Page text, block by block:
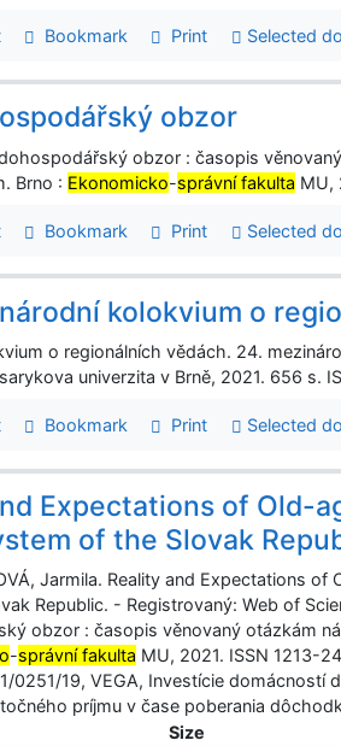
Bookmark Print Selected
obzor
obzor : časopis
Brno : Ekonomicko-správní fakulta MU,
Bookmark Print Selected
kolokvium o
o regionálních vědách. 24.
univerzita v Brně, 2021. 656 s.
Bookmark Print Selected
Expectations of Old-
of the Slovak
Jarmila. Reality and Expectations of
Republic. - Registrovaný: Web of
obzor : časopis věnovaný otázkám
-správní fakulta MU, 2021. ISSN 1213-
0251/19, VEGA, Investície domácností
príjmu v čase poberania
Size